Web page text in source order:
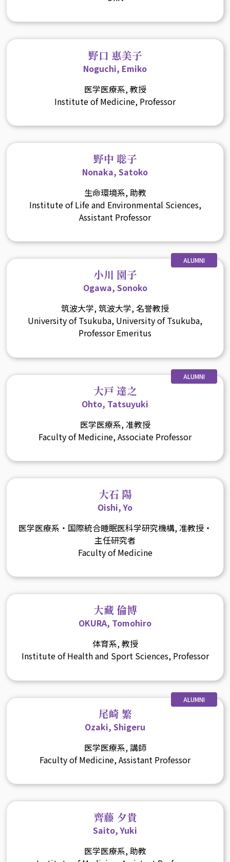
野口 惠美子
Noguchi, Emiko
医学医療系, 教授
Institute of Medicine, Professor
野中 聡子
Nonaka, Satoko
生命環境系, 助教
Institute of Life and Environmental Sciences,
Assistant Professor
ALUMNI
小川 園子
Ogawa, Sonoko
筑波大学, 筑波大学, 名誉教授
University of Tsukuba, University of Tsukuba,
Professor Emeritus
ALUMNI
大戸 達之
Ohto, Tatsuyuki
医学医療系, 准教授
Faculty of Medicine, Associate Professor
大石 陽
Oishi, Yo
医学医療系・国際統合睡眠医科学研究機構, 准教授・
主任研究者
Faculty of Medicine
大藏 倫博
OKURA, Tomohiro
体育系, 教授
Institute of Health and Sport Sciences, Professor
ALUMNI
尾崎 繁
Ozaki, Shigeru
医学医療系, 講師
Faculty of Medicine, Assistant Professor
齊藤 夕貴
Saito, Yuki
医学医療系, 助教